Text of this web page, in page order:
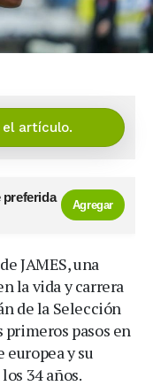
el artículo.
preferida
Agregar
JAMES, una
la vida y carrera
de la Selección
primeros pasos en
europea y su
34 años.